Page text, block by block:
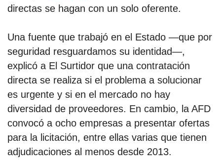
directas se hagan con un solo oferente.
Una fuente que trabajó en el Estado —que por
seguridad resguardamos su identidad—,
explicó a El Surtidor que una contratación
directa se realiza si el problema a solucionar
es urgente y si en el mercado no hay
diversidad de proveedores. En cambio, la AFD
convocó a ocho empresas a presentar ofertas
para la licitación, entre ellas varias que tienen
adjudicaciones al menos desde 2013.